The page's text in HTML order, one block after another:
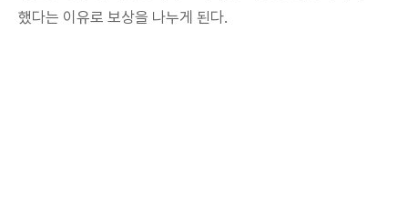
했다는 이유로 보상을 나누게 된다.